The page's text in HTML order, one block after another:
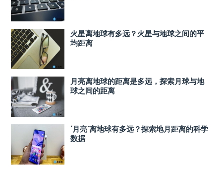
火星离地球有多远？火星与地球之间的平
均距离
月亮离地球的距离是多远，探索月球与地
球之间的距离
‘月亮’离地球有多远？探索地月距离的科学
数据